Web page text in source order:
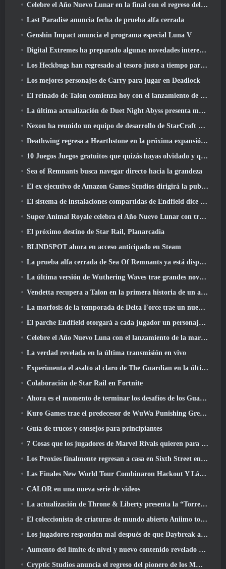
Celebre el Año Nuevo Lunar en la final con el regreso del 'Modo Bank It'
Last Paradise anuncia fecha de prueba alfa cerrada
Genshin Impact anuncia el programa especial Luna V
Digital Extremes ha preparado algunas novedades interesantes para celebrar el Año Nuevo Lunar en Warframe
Los Heckbugs han regresado al tesoro justo a tiempo para la temporada del amor
Los mejores personajes de Carry para jugar en Deadlock
El reinado de Talon comienza hoy con el lanzamiento de la temporada de Overwatch 1: Conquista
La última actualización de Duet Night Abyss presenta monturas
Nexon ha reunido un equipo de desarrollo de StarCraft Shooter según un informe de un medio coreano
Deathwing regresa a Hearthstone en la próxima expansión de Cataclysm
10 Juegos Juegos gratuitos que quizás hayas olvidado y que participan en el PvP Fest de Steam
Sea of ​​Remnants busca navegar directo hacia la grandeza
El ex ejecutivo de Amazon Games Studios dirigirá la publicación occidental de Aion 2
El sistema de instalaciones compartidas de Endfield dice sobre los jugadores
Super Animal Royale celebra el Año Nuevo Lunar con tres semanas de eventos de Super Horse
El próximo destino de Star Rail, Planarcadia
BLINDSPOT ahora en acceso anticipado en Steam
La prueba alfa cerrada de Sea Of Remnants ya está disponible
La última versión de Wuthering Waves trae grandes novedades y cambios en la calidad de vida
Vendetta recupera a Talon en la primera historia de un año de duración en Overwatch (Sin "2", Blizzard está dejando eso)
La morfosis de la temporada de Delta Force trae un nuevo mapa, Modos, Y mejoras solicitadas por los jugadores
El parche Endfield otorgará a cada jugador un personaje gratuito de seis estrellas de su elección
Celebre el Año Nuevo Luna con el lanzamiento de la maravilla invernal de Palia: Actualización de Año Nuevo de Riffrocin
La verdad revelada en la última transmisión en vivo
Experimenta el asalto al claro de The Guardian en la última actualización de Guild Wars 2 que comienza hoy
Colaboración de Star Rail en Fortnite
Ahora es el momento de terminar los desafíos de los Guardianes de la Llama en Path Of Exile durante Legacy Of Phrecia
Kuro Games trae el predecesor de WuWa Punishing Grey Raven a Steam
Guía de trucos y consejos para principiantes
7 Cosas que los jugadores de Marvel Rivals quieren para el juego 2026
Los Proxies finalmente regresan a casa en Sixth Street en la versión de Zenless Zone Zero 2.6 Actualizar
Las Finales New World Tour Combinaron Hackout Y Láseres Orbitales
CALOR en una nueva serie de videos
La actualización de Throne & Liberty presenta la “Torre de la codicia” generada aleatoriamente
El coleccionista de criaturas de mundo abierto Aniimo toca las notas correctas
Los jugadores responden mal después de que Daybreak anunciara planes para saltarse las hojas de ruta de EverQuest y EQ2
Aumento del límite de nivel y nuevo contenido revelado en Phantasy Star Online 2: Corriente de onda titular de NGS
Cryptic Studios anuncia el regreso del pionero de los MMO Jack Emmert como director ejecutivo